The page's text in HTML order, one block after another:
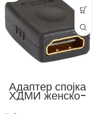
Адаптер спојка
ХДМИ женско-
женско